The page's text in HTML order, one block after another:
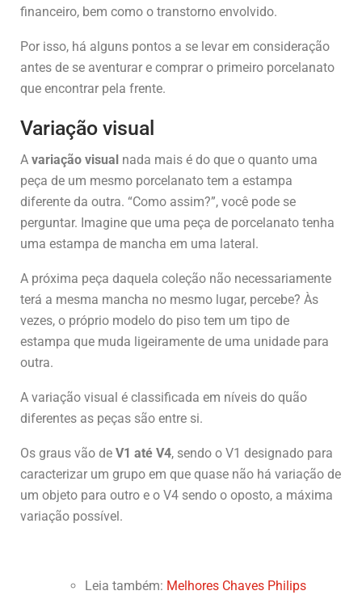
financeiro, bem como o transtorno envolvido.
Por isso, há alguns pontos a se levar em consideração
antes de se aventurar e comprar o primeiro porcelanato
que encontrar pela frente.
Variação visual
A variação visual nada mais é do que o quanto uma
peça de um mesmo porcelanato tem a estampa
diferente da outra. “Como assim?”, você pode se
perguntar. Imagine que uma peça de porcelanato tenha
uma estampa de mancha em uma lateral.
A próxima peça daquela coleção não necessariamente
terá a mesma mancha no mesmo lugar, percebe? Às
vezes, o próprio modelo do piso tem um tipo de
estampa que muda ligeiramente de uma unidade para
outra.
A variação visual é classificada em níveis do quão
diferentes as peças são entre si.
Os graus vão de V1 até V4, sendo o V1 designado para
caracterizar um grupo em que quase não há variação de
um objeto para outro e o V4 sendo o oposto, a máxima
variação possível.
Leia também: Melhores Chaves Philips